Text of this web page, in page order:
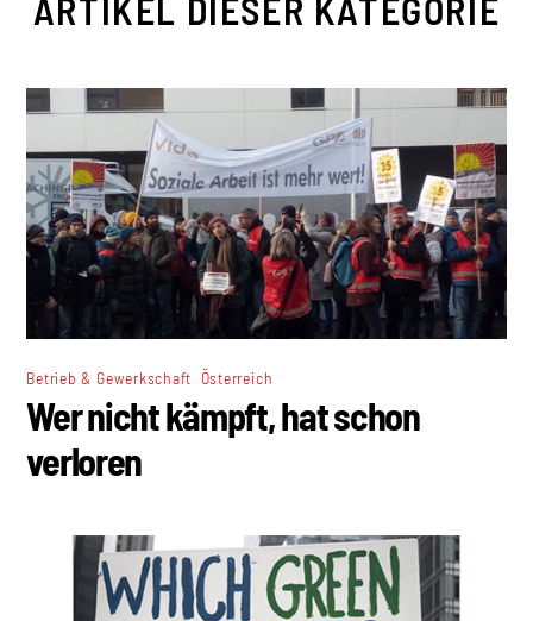
ARTIKEL DIESER KATEGORIE
Betrieb & Gewerkschaft Österreich
Wer nicht kämpft, hat schon
verloren